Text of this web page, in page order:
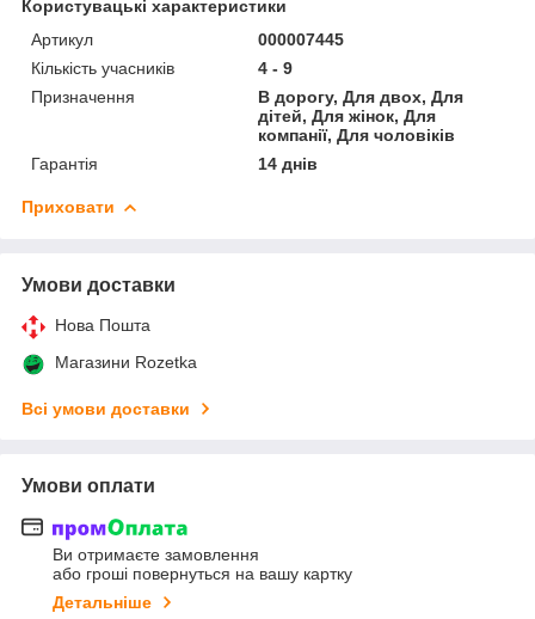
Користувацькі характеристики
Артикул
000007445
Кількість учасників
4 - 9
Призначення
В дорогу, Для двох, Для
дітей, Для жінок, Для
компанії, Для чоловіків
Гарантія
14 днів
Приховати
Умови доставки
Нова Пошта
Магазини Rozetka
Всі умови доставки
Умови оплати
Ви отримаєте замовлення
або гроші повернуться на вашу картку
Детальніше